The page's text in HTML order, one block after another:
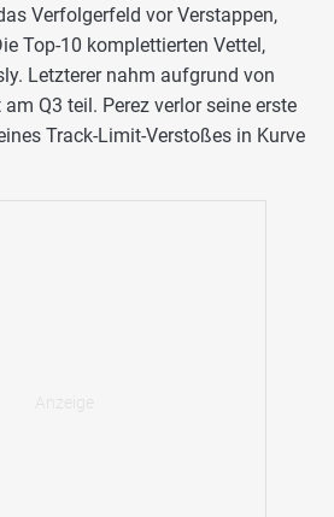
Verfolgerfeld vor Verstappen,
Top-10 komplettierten Vettel,
Letzterer nahm aufgrund von
Q3 teil. Perez verlor seine erste
Track-Limit-Verstoßes in Kurve